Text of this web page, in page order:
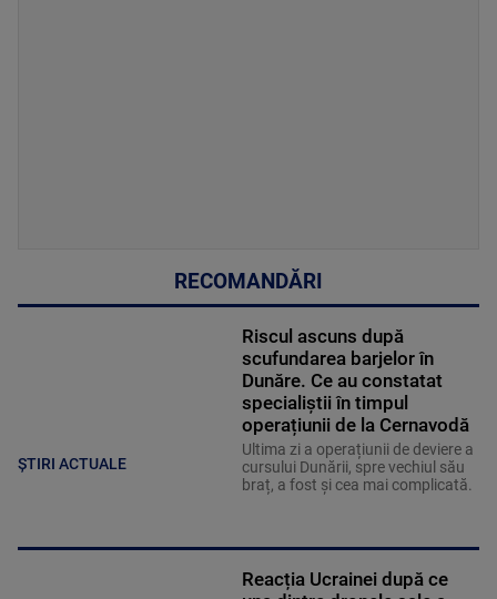
RECOMANDĂRI
ȘTIRI ACTUALE
Riscul ascuns după
scufundarea barjelor în
Dunăre. Ce au constatat
specialiștii în timpul
operațiunii de la Cernavodă
Ultima zi a operațiunii de deviere a
cursului Dunării, spre vechiul său
braț, a fost și cea mai complicată.
Reacția Ucrainei după ce